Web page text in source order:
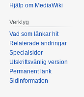
Hjälp om MediaWiki
Verktyg
Vad som länkar hit
Relaterade ändringar
Specialsidor
Utskriftsvänlig version
Permanent länk
Sidinformation